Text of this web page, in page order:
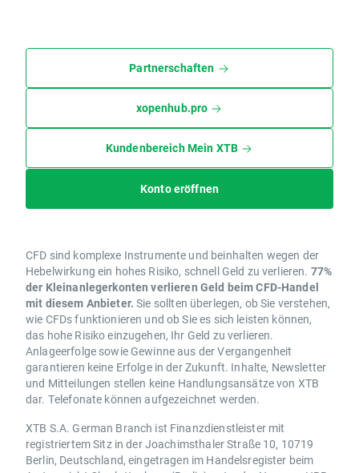
Partnerschaften
xopenhub.pro
Kundenbereich Mein XTB
Konto eröffnen
CFD sind komplexe Instrumente und beinhalten wegen der
Hebelwirkung ein hohes Risiko, schnell Geld zu verlieren. 77%
der Kleinanlegerkonten verlieren Geld beim CFD-Handel
mit diesem Anbieter. Sie sollten überlegen, ob Sie verstehen,
wie CFDs funktionieren und ob Sie es sich leisten können,
das hohe Risiko einzugehen, Ihr Geld zu verlieren.
Anlageerfolge sowie Gewinne aus der Vergangenheit
garantieren keine Erfolge in der Zukunft. Inhalte, Newsletter
und Mitteilungen stellen keine Handlungsansätze von XTB
dar. Telefonate können aufgezeichnet werden.
XTB S.A. German Branch ist Finanzdienstleister mit
registriertem Sitz in der Joachimsthaler Straße 10, 10719
Berlin, Deutschland, eingetragen im Handelsregister beim